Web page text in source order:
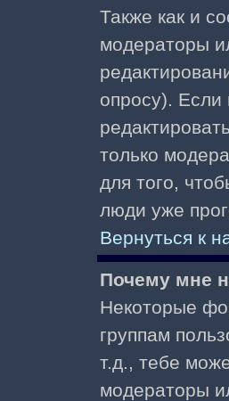
Также как и
модераторы
опросу). Если
только
для того,
люди уже
Вернуться к
Почему мне
Некоторые
группам
т.д., тебе
модераторы